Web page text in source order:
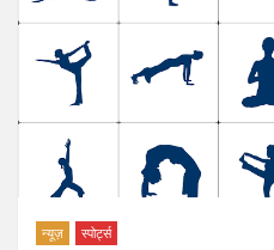
न्यूज़ स्पोर्ट्स